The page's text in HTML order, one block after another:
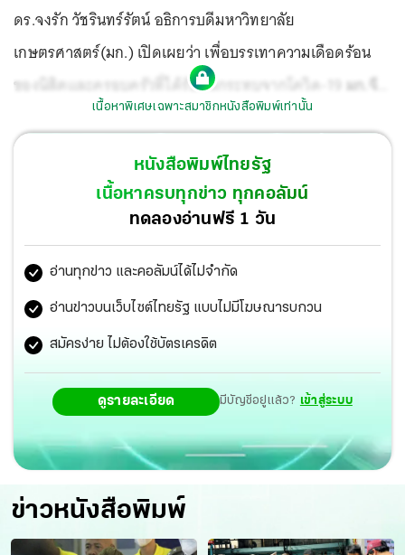
ดร.จงรัก วัชรินทร์รัตน์ อธิการบดีมหาวิทยาลัย
เกษตรศาสตร์(มก.) เปิดเผยว่า เพื่อบรรเทาความเดือดร้อน
ของนิสิตและครอบครัวที่ได้รับผลกระทบจากโควิด-19
มก.จึง
ได้ออกประกาศเรื่อง การลดหย่อนค่าธรรมเนียมการศึกษา
ประจำภาคปลายปีการศึกษา 2564
ให้กับนิสิตไทยและต่าง
ชาติทุกระดับปริญญาและทุกประเภทหลักสูตร ทั้งหลักสูตร
ภาษาไทย หลักสูตรนานาชาติและโครงการพิเศษ โดยจะได้
รับการลดหย่อนค่าธรรมเนียมการศึกษา อัตราร้อยละ 20
นิสิตที่ประสงค์ขอรับการลดหย่อนต้องแสดงความประสงค์ใน
ระบบของมหาวิทยาลัยก่อนการลงทะเบียนเรียนที่ my.ku.th
ภายในระยะเวลาที่กำหนด หากพ้นกำหนดถือว่าไม่ประสงค์รับ
สิทธิการลดหย่อน จะต้องชำระเงินเต็มจำนวน โดยหลักสูตร
ภาษาไทย ระดับปริญญาตรี ลงทะเบียนยืนยันขอรับสิทธิ วันที่
8-21 พ.ย. หลักสูตรนานาชาติ และระดับบัณฑิตศึกษา วันที่
20 ธ.ค. 2564-2 ม.ค.2565 สำหรับนิสิตที่ได้รับทุนการศึกษา
หรือเงินสนับสนุนค่าลงทะเบียนหรือค่าธรรมเนียมการศึกษา
จากหน่วยงานอื่นเต็มจำนวนจะไม่ได้รับสิทธิ์การลดหย่อนค่า
เนื้อหาพิเศษเฉพาะสมาชิกหนังสือพิมพ์เท่านั้น
หนังสือพิมพ์ไทยรัฐ
เนื้อหาครบทุกข่าว ทุกคอลัมน์
ทดลองอ่านฟรี 1 วัน
อ่านทุกข่าว และคอลัมน์ได้ไม่จำกัด
อ่านข่าวบนเว็บไซต์ไทยรัฐ แบบไม่มีโฆษณารบกวน
สมัครง่าย ไม่ต้องใช้บัตรเครดิต
ดูรายละเอียด มีบัญชีอยู่แล้ว? เข้าสู่ระบบ
ข่าวหนังสือพิมพ์